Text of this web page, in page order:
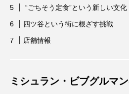
“ごちそう定食”という新しい文化
四ツ谷という街に根ざす挑戦
店舗情報
ミシュラン・ビブグルマ